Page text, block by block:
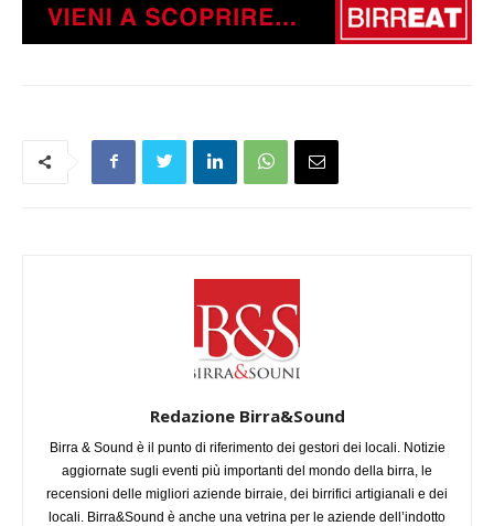
Redazione Birra&Sound
Birra & Sound è il punto di riferimento dei gestori dei locali. Notizie
aggiornate sugli eventi più importanti del mondo della birra, le
recensioni delle migliori aziende birraie, dei birrifici artigianali e dei
locali. Birra&Sound è anche una vetrina per le aziende dell’indotto